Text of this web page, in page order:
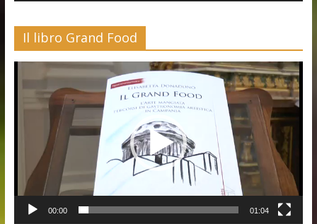
Il libro Grand Food
Player
00:00 01:04